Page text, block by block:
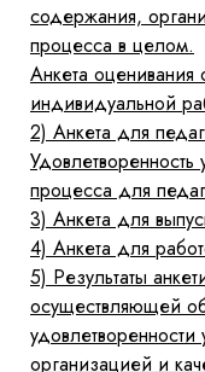
содержания,
процесса в целом.
Анкета
индивидуальной
2) Анкета для
процесса для
3) Анкета для
4) Анкета для
5) Результаты
осуществляющей
организацией и